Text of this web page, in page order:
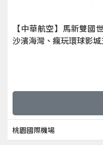
【中華航空】馬新雙國
沙濱海灣、瘋玩環球影城
桃園國際機場